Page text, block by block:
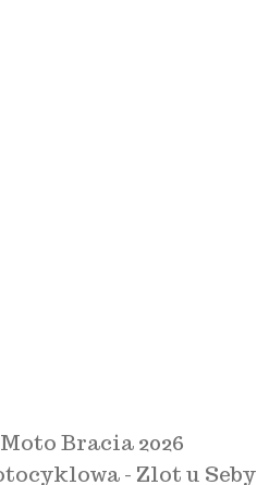
Bracia 2026
- Zlot u Seby